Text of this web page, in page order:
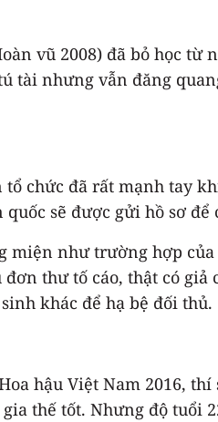
vũ 2008) đã bỏ học
nhưng vẫn đăng
chức đã rất mạnh tay
sẽ được gửi hồ sơ
miện như trường hợp
thư tố cáo, thật có
khác để hạ bệ đối thủ.
hậu Việt Nam 2016,
thế tốt. Nhưng độ